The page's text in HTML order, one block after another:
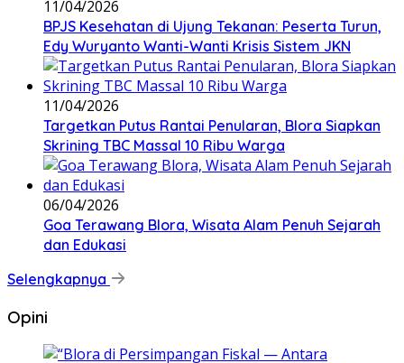
11/04/2026
BPJS Kesehatan di Ujung Tekanan: Peserta Turun,
Edy Wuryanto Wanti-Wanti Krisis Sistem JKN
11/04/2026
‎Targetkan Putus Rantai Penularan, Blora Siapkan
Skrining TBC Massal 10 Ribu Warga
06/04/2026
Goa Terawang Blora, Wisata Alam Penuh Sejarah
dan Edukasi
Selengkapnya
Opini